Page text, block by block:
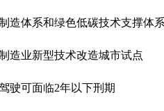
造体系和绿色低碳技术支撑体
造业新型技术改造城市试点
驶可面临2年以下刑期